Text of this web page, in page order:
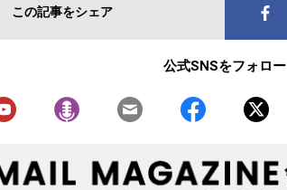
この記事をシェア
公式SNSをフォロー